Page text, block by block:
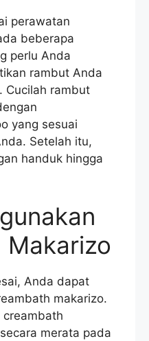
perawatan
beberapa
perlu Anda
rambut Anda
Cucilah rambut
yang sesuai
Setelah itu,
handuk hingga
Makarizo
Anda dapat
makarizo.
merata pada